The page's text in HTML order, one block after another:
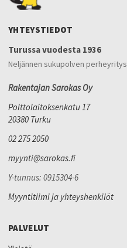
YHTEYSTIEDOT
Turussa vuodesta 1936
Neljännen sukupolven perheyritys
Rakentajan Sarokas Oy
Polttolaitoksenkatu 17
20380 Turku
02 275 2050
myynti@sarokas.fi
Y-tunnus: 0915304-6
Myyntitiimi ja yhteyshenkilöt
PALVELUT